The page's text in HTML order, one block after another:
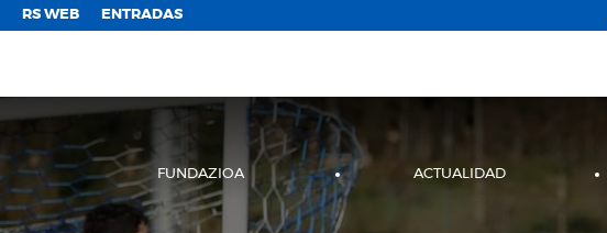
RS WEB ENTRADAS
FUNDAZIOA ACTUALIDAD